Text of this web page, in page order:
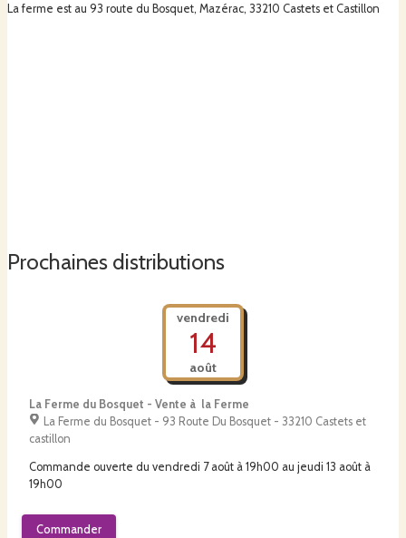
La ferme est au 93 route du Bosquet, Mazérac, 33210 Castets et Castillon
Prochaines distributions
vendredi
14
août
La Ferme du Bosquet - Vente à la Ferme
La Ferme du Bosquet - 93 Route Du Bosquet - 33210 Castets et
castillon
Commande ouverte du vendredi 7 août à 19h00 au jeudi 13 août à
19h00
Commander